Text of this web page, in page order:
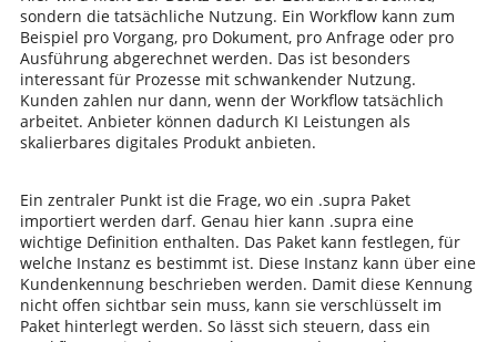
sondern die tatsächliche Nutzung. Ein Workflow kann zum
Beispiel pro Vorgang, pro Dokument, pro Anfrage oder pro
Ausführung abgerechnet werden. Das ist besonders
interessant für Prozesse mit schwankender Nutzung.
Kunden zahlen nur dann, wenn der Workflow tatsächlich
arbeitet. Anbieter können dadurch KI Leistungen als
skalierbares digitales Produkt anbieten.
Ein zentraler Punkt ist die Frage, wo ein .supra Paket
importiert werden darf. Genau hier kann .supra eine
wichtige Definition enthalten. Das Paket kann festlegen, für
welche Instanz es bestimmt ist. Diese Instanz kann über eine
Kundenkennung beschrieben werden. Damit diese Kennung
nicht offen sichtbar sein muss, kann sie verschlüsselt im
Paket hinterlegt werden. So lässt sich steuern, dass ein